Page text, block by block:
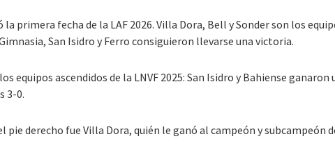
la primera fecha de la LAF 2026. Villa Dora, Bell y Sonder son los
San Isidro y Ferro consiguieron llevarse una victoria.
equipos ascendidos de la LNVF 2025: San Isidro y Bahiense
3-0.
pie derecho fue Villa Dora, quién le ganó al campeón y subcampeón